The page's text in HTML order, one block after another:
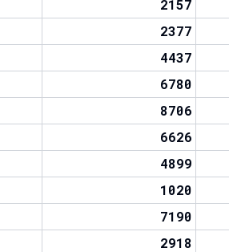
2157
2377
4437
6780
8706
6626
4899
1020
7190
2918